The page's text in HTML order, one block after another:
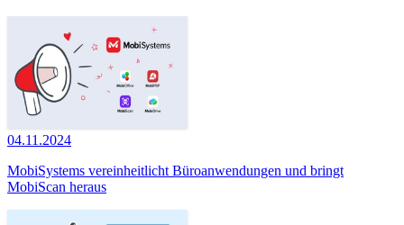
04.11.2024
MobiSystems vereinheitlicht Büroanwendungen und bringt
MobiScan heraus